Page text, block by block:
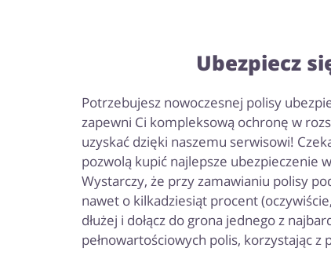
Ubezpiecz
Potrzebujesz nowoczesnej polisy
zapewni Ci kompleksową ochronę w
uzyskać dzięki naszemu serwisowi!
pozwolą kupić najlepsze ubezpieczenie
Wystarczy, że przy zamawianiu polisy
nawet o kilkadziesiąt procent
dłużej i dołącz do grona jednego z
pełnowartościowych polis, korzystając z